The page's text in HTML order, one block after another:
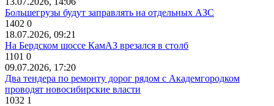
Большегрузы будут заправлять на отдельных АЗС
1402 0
18.07.2026, 09:21
На Бердском шоссе КамАЗ врезался в столб
1101 0
09.07.2026, 17:20
Два тендера по ремонту дорог рядом с Академгородком
проводят новосибирские власти
1032 1